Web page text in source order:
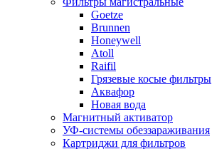
Goetze
Brunnen
Honeywell
Atoll
Raifil
Грязевые косые фильтры
Аквафор
Новая вода
Магнитный активатор
УФ-системы обеззараживания
Картриджи для фильтров